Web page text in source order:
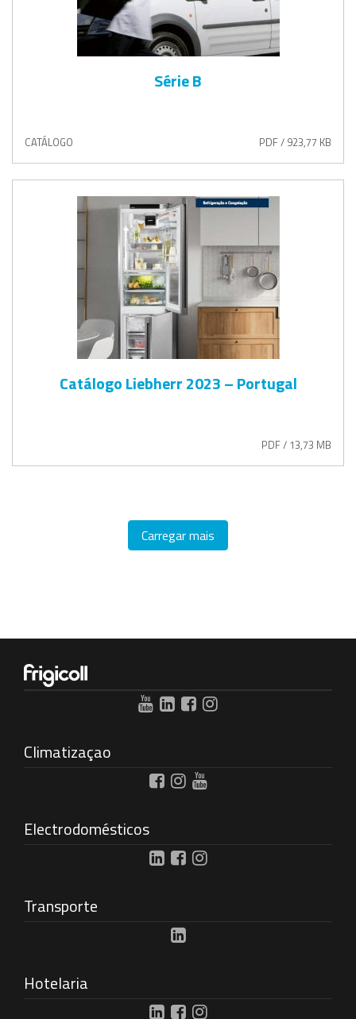
Série B
CATÁLOGO PDF / 923,77 KB
Catálogo Liebherr 2023 – Portugal
PDF / 13,73 MB
Carregar mais
Climatizaçao
Electrodomésticos
Transporte
Hotelaria